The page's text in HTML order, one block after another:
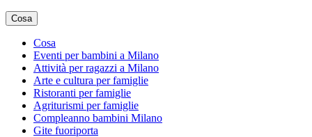
Cosa
Cosa
Eventi per bambini a Milano
Attività per ragazzi a Milano
Arte e cultura per famiglie
Ristoranti per famiglie
Agriturismi per famiglie
Compleanno bambini Milano
Gite fuoriporta